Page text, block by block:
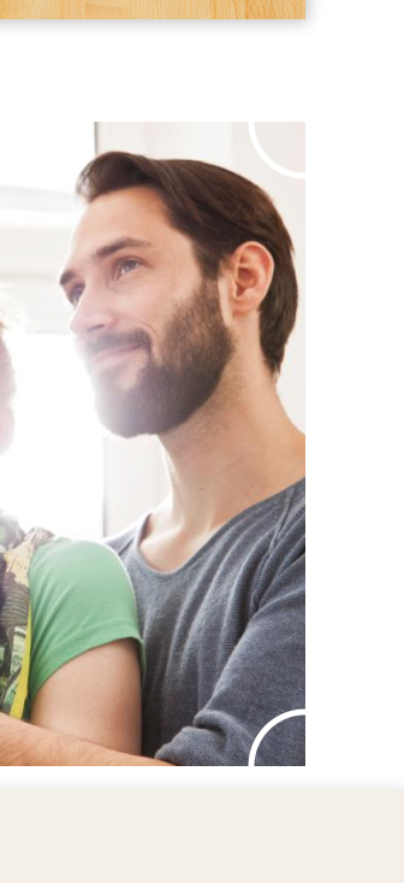
каждая со своей душевой и
пространство для всей семьи, с
двух полноценных гостевых комнат с
собственными санузлами дом
отлично подходит для проживания
нескольких поколений семьи или
комфортного приёма гостей.
Подъезд Круглогодичный подъезд к
дому. Дорога отсыпана щебнем.
После завершения строительства
соседних домов планируется
асфальтирование от города, как по
другой части Глинково.
Инфраструктура В пешей
доступности находятся:
«Пятёрочка»; пункты выдачи
Wildberries и Ozon; автобусная
остановка. В 5 минутах на
автомобиле: детские сады; школы;
ТЦ «Парк»; «Вкусно — и точка».
Рядом находится Лесное озеро с
оборудованным пляжем для
летнего отдыха. До Троице-
Сергиевой лавры и центра Сергиева
Посада — около 15 минут на
автомобиле. 📍 Отличное
сочетание городского комфорта,
удобной транспортной доступности
и жизни в собственном просторном
доме.